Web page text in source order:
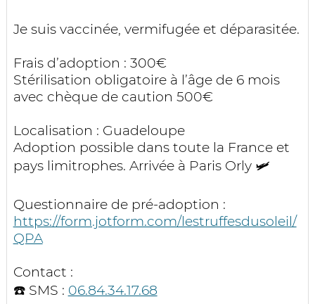
Je suis vaccinée, vermifugée et déparasitée.
Frais d’adoption : 300€
Stérilisation obligatoire à l’âge de 6 mois
avec chèque de caution 500€
Localisation : Guadeloupe
Adoption possible dans toute la France et
pays limitrophes. Arrivée à Paris Orly 🛩
Questionnaire de pré-adoption :
https://form.jotform.com/lestruffesdusoleil/
QPA
Contact :
☎️ SMS : 06.84.34.17.68